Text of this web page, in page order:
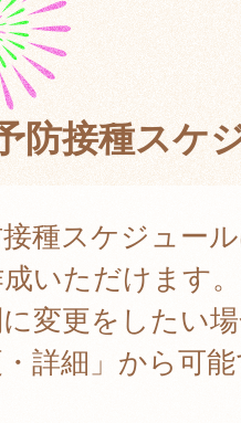
防接種スケ
種スケジュー
いただけます。
変更をしたい
詳細」から可能